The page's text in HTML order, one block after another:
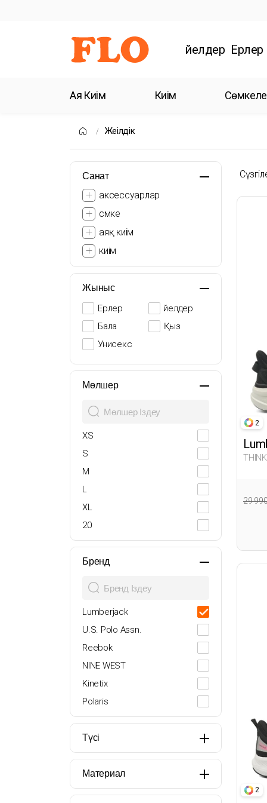
Әйелдер Ерлер
Аяқ Киім Киім
Жеңілдік
Санат
аксессуарлар
сөмке
аяқ киім
киім
Жыныс
Ерлер
Әйелдер
Бала
Қыз
Унисекс
Мөлшер
XS
S
M
L
XL
20
21
22
25
26
27
28
29
30
31
32
33
34
35
Бренд
Lumberjack
U.S. Polo Assn.
Reebok
NINE WEST
Kinetix
Polaris
Butigo
adidas
Nike
Puma
PROSHOT
Түсі
Материал
2
29
2